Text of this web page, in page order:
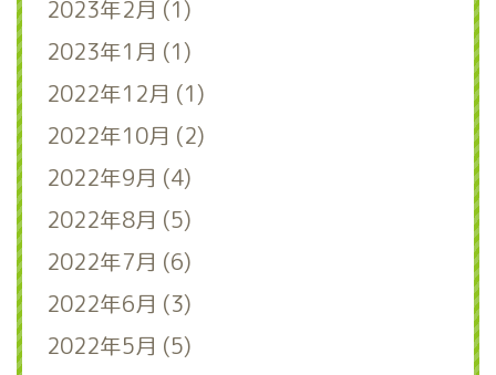
2023年2月 (1)
2023年1月 (1)
2022年12月 (1)
2022年10月 (2)
2022年9月 (4)
2022年8月 (5)
2022年7月 (6)
2022年6月 (3)
2022年5月 (5)